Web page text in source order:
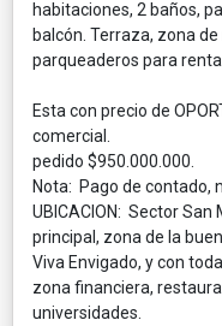
habitaciones, 2 baños,
balcón. Terraza, zona
parqueaderos para renta.
Esta con precio de
comercial.
pedido $950.000.000.
Nota: Pago de contado,
UBICACION: Sector
principal, zona de la
Viva Envigado, y con
zona financiera,
universidades.